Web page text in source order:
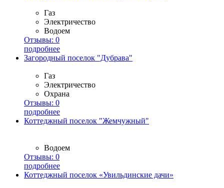
Газ
Электричество
Водоем
Отзывы: 0
подробнее
Загородный поселок "Дубрава"
Газ
Электричество
Охрана
Отзывы: 0
подробнее
Коттеджный поселок "Жемчужный"
Водоем
Отзывы: 0
подробнее
Коттеджный поселок «Увильдинские дачи»